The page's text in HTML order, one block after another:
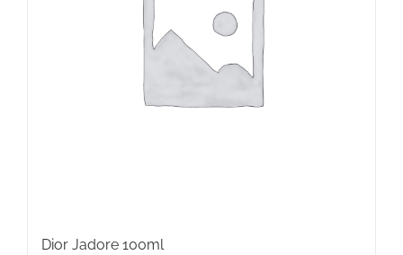
Dior Jadore 100ml